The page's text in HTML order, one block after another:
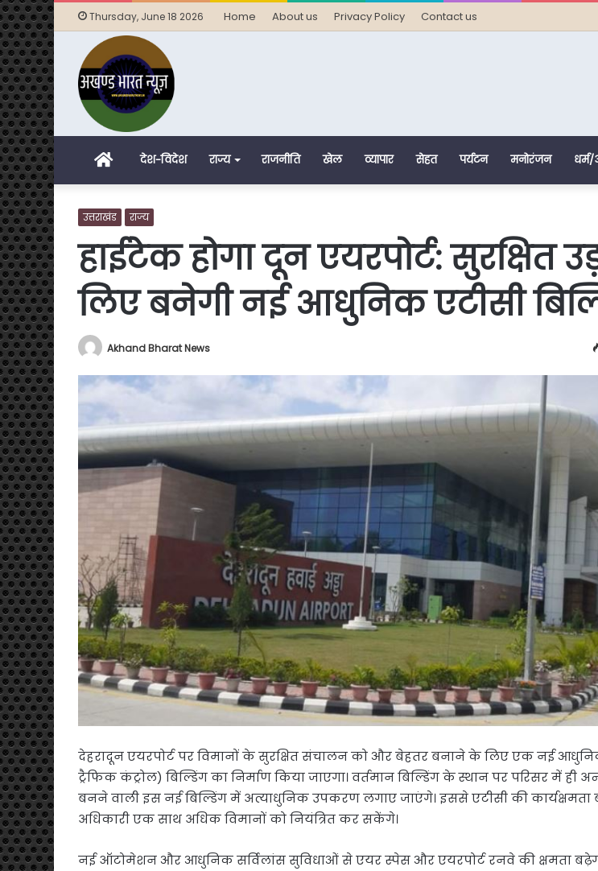
Thursday, June 18 2026 Home About us Privacy Policy Contact us
Homeदेश-विदेश राज्य राजनीति खेल व्यापार सेहत पर्यटन मनोरंजन धर्म/
उत्तराखंड राज्य
हाईटेक होगा दून एयरपोर्ट: सुरक्षित
लिए बनेगी नई आधुनिक एटीसी
Akhand Bharat News
देहरादून एयरपोर्ट पर विमानों के सुरक्षित संचालन को और बेहतर बनाने के लिए एक नई
ट्रैफिक कंट्रोल) बिल्डिंग का निर्माण किया जाएगा। वर्तमान बिल्डिंग के स्थान पर परिसर में ही
बनने वाली इस नई बिल्डिंग में अत्याधुनिक उपकरण लगाए जाएंगे। इससे एटीसी की कार्यक्षमता
अधिकारी एक साथ अधिक विमानों को नियंत्रित कर सकेंगे।
नई ऑटोमेशन और आधुनिक सर्विलांस सुविधाओं से एयर स्पेस और एयरपोर्ट रनवे की क्षमता